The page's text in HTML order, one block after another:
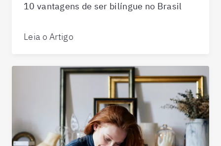
10 vantagens de ser bilíngue no Brasil
Leia o Artigo